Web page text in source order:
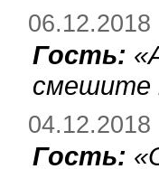
06.12.2018
Гость: «
смешите
04.12.2018
Гость: «